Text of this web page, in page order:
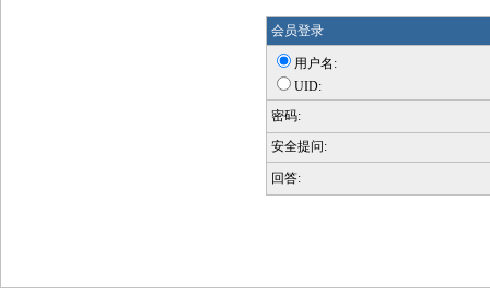
会员登录
用户名:
UID:
密码:
安全提问:
回答: